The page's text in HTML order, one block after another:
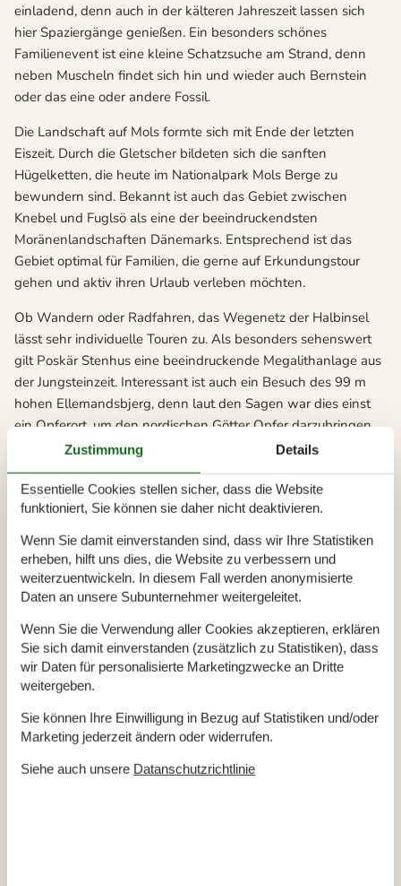
einladend, denn auch in der kälteren Jahreszeit lassen sich
hier Spaziergänge genießen. Ein besonders schönes
Familienevent ist eine kleine Schatzsuche am Strand, denn
neben Muscheln findet sich hin und wieder auch Bernstein
oder das eine oder andere Fossil.
Die Landschaft auf Mols formte sich mit Ende der letzten
Eiszeit. Durch die Gletscher bildeten sich die sanften
Hügelketten, die heute im Nationalpark Mols Berge zu
bewundern sind. Bekannt ist auch das Gebiet zwischen
Knebel und Fuglsö als eine der beeindruckendsten
Moränenlandschaften Dänemarks. Entsprechend ist das
Gebiet optimal für Familien, die gerne auf Erkundungstour
gehen und aktiv ihren Urlaub verleben möchten.
Ob Wandern oder Radfahren, das Wegenetz der Halbinsel
lässt sehr individuelle Touren zu. Als besonders sehenswert
gilt Poskär Stenhus eine beeindruckende Megalithanlage aus
der Jungsteinzeit. Interessant ist auch ein Besuch des 99 m
hohen Ellemandsbjerg, denn laut den Sagen war dies einst
ein Opferort, um den nordischen Götter Opfer darzubringen.
Eine der schönsten Städte der Region ist Ebeltoft. Die
Handels- und Hafenstadt präsentiert sich mit alten
gepflasterten Gassen, hübschen Fachwerkhäusern,
Welt. Zudem ist die Stadt für das kleinste Rathaus der Welt
bekannt. Die herrlichen Fußgängerzonen der Stadt laden zum
Shoppen ein, während die Cafés und Restaurants mit
Bei Ebeltof findet sich zudem ein Safaripark, der nicht nur
Kinder beeindruckt. Im Hafen von Ebeltoft lockt die historische
Fregatte Jylland, die als Museumsschiff besichtigt werden
kann. Zudem finden sich in der Stadt einige Galerien und
offene Werkstätten, denn die Stadt zog schon immer auch
Zustimmung Details
Essentielle Cookies stellen sicher, dass die Website
funktioniert, Sie können sie daher nicht deaktivieren.
Wenn Sie damit einverstanden sind, dass wir Ihre Statistiken
erheben, hilft uns dies, die Website zu verbessern und
weiterzuentwickeln. In diesem Fall werden anonymisierte
Daten an unsere Subunternehmer weitergeleitet.
Wenn Sie die Verwendung aller Cookies akzeptieren, erklären
Sie sich damit einverstanden (zusätzlich zu Statistiken), dass
wir Daten für personalisierte Marketingzwecke an Dritte
weitergeben.
Sie können Ihre Einwilligung in Bezug auf Statistiken und/oder
Marketing jederzeit ändern oder widerrufen.
Siehe auch unsere Datanschutzrichtlinie